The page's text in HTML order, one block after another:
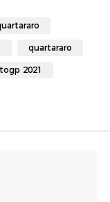
quartararo
2021